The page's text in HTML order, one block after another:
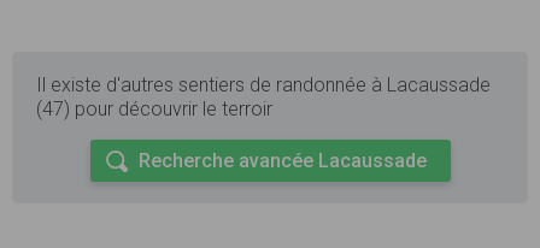
Il existe d'autres sentiers de randonnée à Lacaussade
(47) pour découvrir le terroir
Recherche avancée Lacaussade